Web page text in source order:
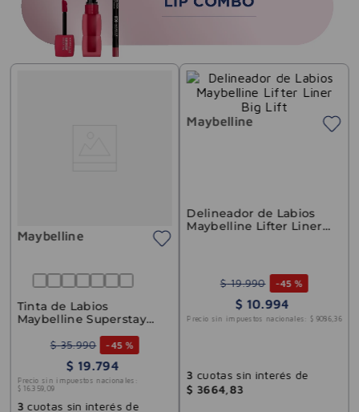
Maybelline
Tinta de Labios
Maybelline Superstay
$ 35.990 -45 %
$ 19.794
Precio sin impuestos nacionales:
$ 16. 359, 09
3 cuotas sin interés de
Maybelline
Delineador de Labios
Maybelline Lifter Liner
$ 19.990 -45 %
$ 10.994
Precio sin impuestos nacionales: $ 9086, 36
3 cuotas sin interés de
$ 3664, 83